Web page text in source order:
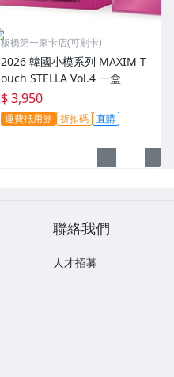
板橋第一家卡店(可刷卡)
2026 韓國小模系列 MAXIM T
ouch STELLA Vol.4 一盒
$ 3,950
運費抵用券 折扣碼 直購
聯絡我們
人才招募